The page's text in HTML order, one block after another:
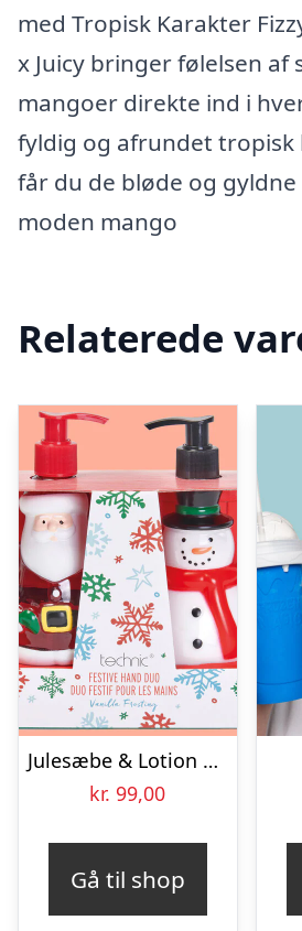
med Tropisk Karakter
x Juicy bringer følelsen af
mangoer direkte ind i
fyldig og afrundet tropisk
får du de bløde og
moden mango
Relaterede
Julesæbe & Lotion Gavesæt
kr. 99,00
Gå til shop